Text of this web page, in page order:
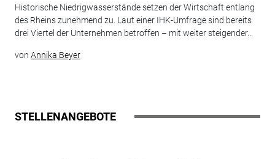
Historische Niedrigwasserstände setzen der Wirtschaft entlang
des Rheins zunehmend zu. Laut einer IHK-Umfrage sind bereits
drei Viertel der Unternehmen betroffen – mit weiter steigender...
von Annika Beyer
STELLENANGEBOTE